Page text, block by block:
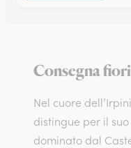
Consegna
Nel cuore
distingue per il
dominato dal